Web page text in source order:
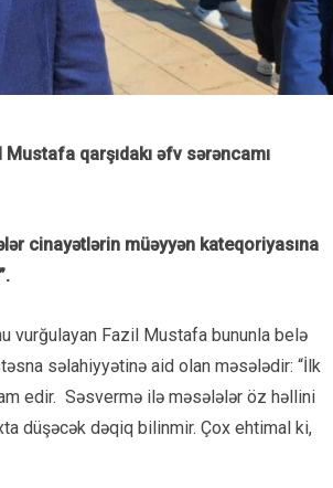
qarşıdakı əfv sərəncamı
cinayətlərin müəyyən kateqoriyasına
vurğulayan Fazil Mustafa bununla belə
səlahiyyətinə aid olan məsələdir: “İlk
edir. Səsvermə ilə məsələlər öz həllini
düşəcək dəqiq bilinmir. Çox ehtimal ki,